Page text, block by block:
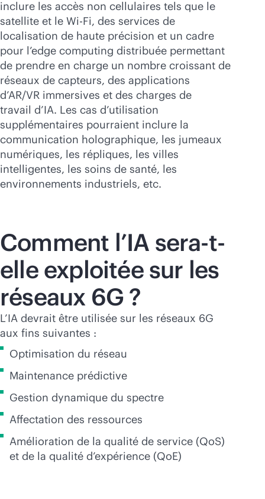
inclure les accès non cellulaires tels que le
satellite et le Wi-Fi, des services de
localisation de haute précision et un cadre
pour l’edge computing distribuée permettant
de prendre en charge un nombre croissant de
réseaux de capteurs, des applications
d’AR/VR immersives et des charges de
travail d’IA. Les cas d’utilisation
supplémentaires pourraient inclure la
communication holographique, les jumeaux
numériques, les répliques, les villes
intelligentes, les soins de santé, les
environnements industriels, etc.
Comment l’IA sera-t-
elle exploitée sur les
réseaux 6G ?
L’IA devrait être utilisée sur les réseaux 6G
aux fins suivantes :
Optimisation du réseau
Maintenance prédictive
Gestion dynamique du spectre
Affectation des ressources
Amélioration de la qualité de service (QoS)
et de la qualité d’expérience (QoE)